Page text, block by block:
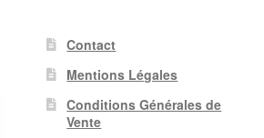
Contact
Mentions Légales
Conditions Générales de
Vente